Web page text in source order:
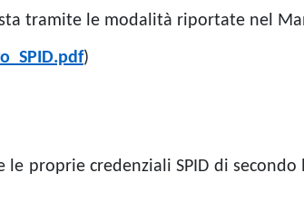
tramite le modalità riportate nel
)
le proprie credenziali SPID di